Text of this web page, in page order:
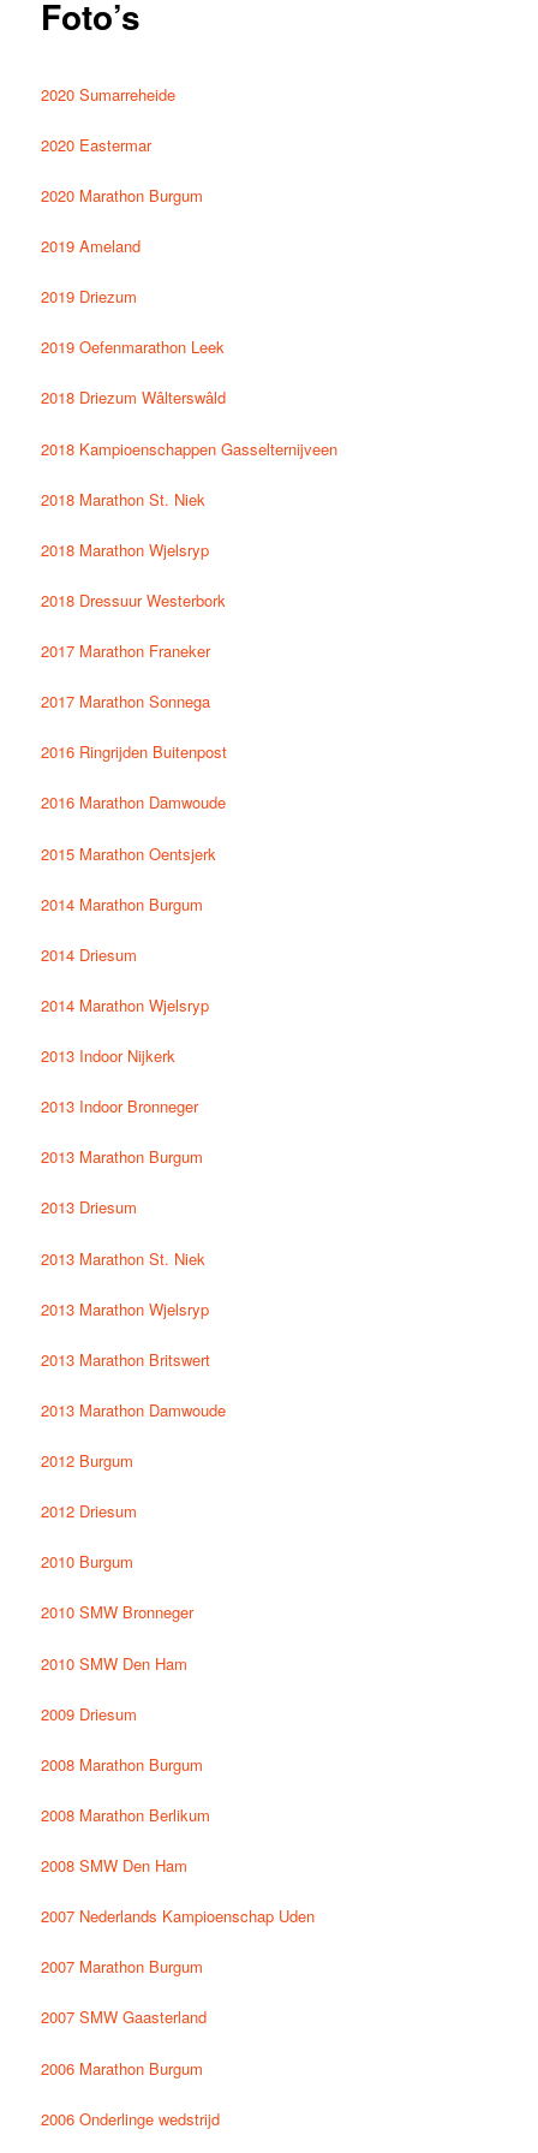
Foto’s
2020 Sumarreheide
2020 Eastermar
2020 Marathon Burgum
2019 Ameland
2019 Driezum
2019 Oefenmarathon Leek
2018 Driezum Wâlterswâld
2018 Kampioenschappen Gasselternijveen
2018 Marathon St. Niek
2018 Marathon Wjelsryp
2018 Dressuur Westerbork
2017 Marathon Franeker
2017 Marathon Sonnega
2016 Ringrijden Buitenpost
2016 Marathon Damwoude
2015 Marathon Oentsjerk
2014 Marathon Burgum
2014 Driesum
2014 Marathon Wjelsryp
2013 Indoor Nijkerk
2013 Indoor Bronneger
2013 Marathon Burgum
2013 Driesum
2013 Marathon St. Niek
2013 Marathon Wjelsryp
2013 Marathon Britswert
2013 Marathon Damwoude
2012 Burgum
2012 Driesum
2010 Burgum
2010 SMW Bronneger
2010 SMW Den Ham
2009 Driesum
2008 Marathon Burgum
2008 Marathon Berlikum
2008 SMW Den Ham
2007 Nederlands Kampioenschap Uden
2007 Marathon Burgum
2007 SMW Gaasterland
2006 Marathon Burgum
2006 Onderlinge wedstrijd